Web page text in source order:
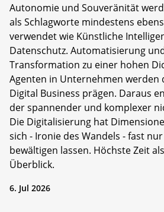
Autonomie und Souveränität
als Schlagworte mindestens
verwendet wie Künstliche
Datenschutz. Automatisierung
Transformation zu einer hohen
Agenten in Unternehmen werden
Digital Business prägen. Daraus
der spannender und komplexer
Die Digitalisierung hat
sich - Ironie des Wandels - fast
bewältigen lassen. Höchste Zeit
Überblick.
6. Jul 2026